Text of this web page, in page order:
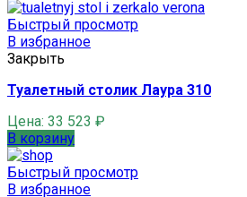
Быстрый просмотр
В избранное
Закрыть
Туалетный столик Лаура 310
Цена: 33 523 ₽
В корзину
Быстрый просмотр
В избранное